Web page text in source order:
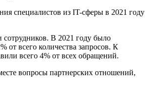
специалистов из IT-сферы в 2021 году
сотрудников. В 2021 году было
от всего количества запросов. К
всего 4% от всех обращений.
вопросы партнерских отношений,